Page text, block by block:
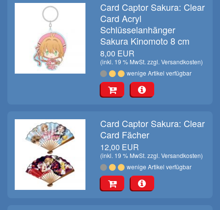
Card Captor Sakura: Clear
Card Acryl
Schlüsselanhänger
Sakura Kinomoto 8 cm
8,00 EUR
(inkl. 19 % MwSt. zzgl.Versandkosten)
wenige Artikel verfügbar
Card Captor Sakura: Clear
Card Fächer
12,00 EUR
(inkl. 19 % MwSt. zzgl.Versandkosten)
wenige Artikel verfügbar